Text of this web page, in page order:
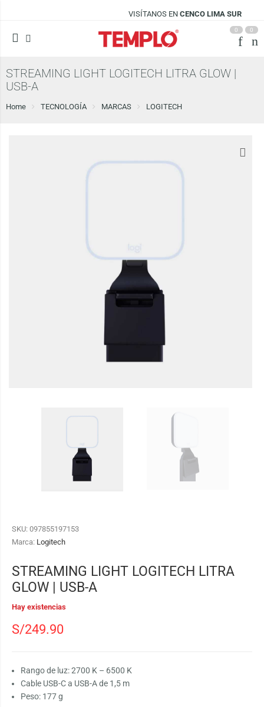
VISÍTANOS ENCENCO LIMA SUR
0 0
STREAMING LIGHT LOGITECH LITRA GLOW |
USB-A
Home TECNOLOGÍA MARCAS LOGITECH
SKU: 097855197153
Marca: Logitech
STREAMING LIGHT LOGITECH LITRA
GLOW | USB-A
Hay existencias
S/249.90
Rango de luz: 2700 K – 6500 K
Cable USB-C a USB-A de 1,5 m
Peso: 177 g